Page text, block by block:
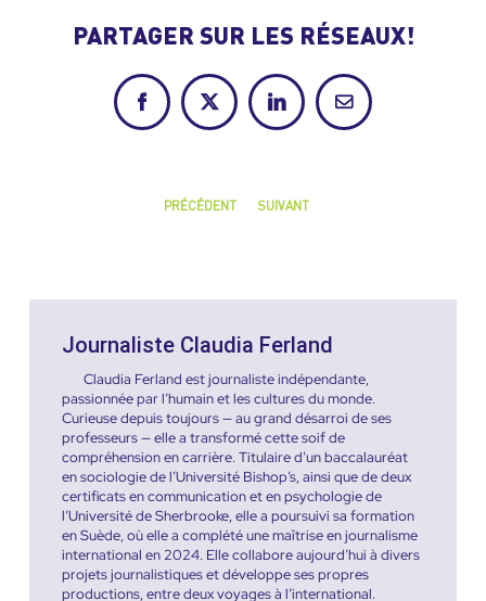
PARTAGER SUR LES RÉSEAUX!
FacebookX LinkedInCourriel
PRÉCÉDENT SUIVANT
Journaliste Claudia Ferland
Claudia Ferland est journaliste indépendante,
passionnée par l’humain et les cultures du monde.
Curieuse depuis toujours — au grand désarroi de ses
professeurs — elle a transformé cette soif de
compréhension en carrière. Titulaire d’un baccalauréat
en sociologie de l’Université Bishop’s, ainsi que de deux
certificats en communication et en psychologie de
l’Université de Sherbrooke, elle a poursuivi sa formation
en Suède, où elle a complété une maîtrise en journalisme
international en 2024. Elle collabore aujourd’hui à divers
projets journalistiques et développe ses propres
productions, entre deux voyages à l’international.